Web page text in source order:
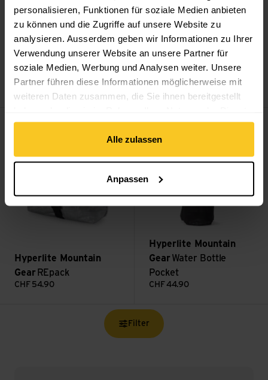
personalisieren, Funktionen für soziale Medien anbieten
zu können und die Zugriffe auf unsere Website zu
analysieren. Ausserdem geben wir Informationen zu Ihrer
Verwendung unserer Website an unsere Partner für
soziale Medien, Werbung und Analysen weiter. Unsere
Partner führen diese Informationen möglicherweise mit
weiteren Daten zusammen, die Sie ihnen bereitgestellt
gesammelt haben.
Alle zulassen
Anpassen
Hyperlite Mountain
Gear
Pod (for 40L/55L
Packs)
Hyperlite Mountain
Unbound 2
799.90
Hyperlite Mountain
Gear REpack
CHF 54.90
Hyperlite Mountain
Gear Water Bottle
Pocket
CHF 44.90
Filter